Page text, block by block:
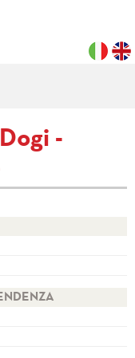
-